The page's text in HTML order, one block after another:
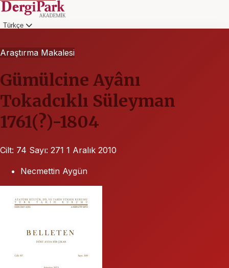
Türkçe
Araştırma Makalesi
Gümülcine Ayânı
Tokadcıklı Süleyman
1761(?)-1804
Cilt: 74 Sayı: 271 1 Aralık 2010
Necmettin Aygün